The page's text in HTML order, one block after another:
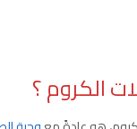
الكروم ؟